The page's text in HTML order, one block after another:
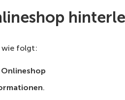
wie folgt:
Onlineshop
.